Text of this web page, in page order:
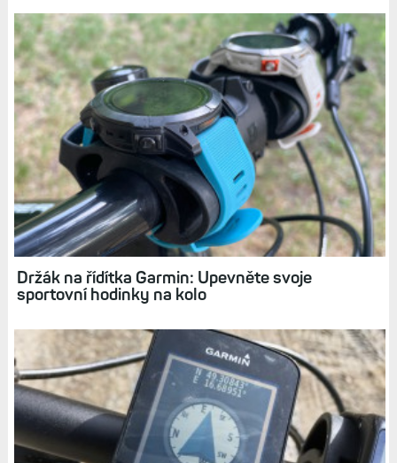
Držák na řídítka Garmin: Upevněte svoje
sportovní hodinky na kolo